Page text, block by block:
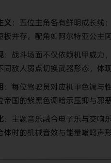
义​ ：五位主角各有鲜明成长线
并存。配角如阿尔特亚公主
：战斗场面不仅依赖机甲威力
敌人弱点切换武器形态，体
：每位驾驶员对应机甲色调与
国的紫黑色调暗示压抑与邪
：主题音乐融合电子乐与交响
时的机械音效与能量嗡鸣声